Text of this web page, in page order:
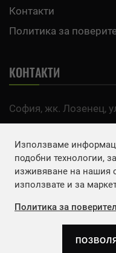
Контакти
Политика за
КОНТАКТИ
София, жк. Лозенец,
Email: office@agro.bg
FACEBOOK
Използваме
подобни технологии,
изживяване на нашия
използвате и за
Политика за